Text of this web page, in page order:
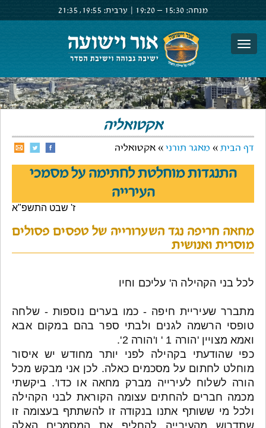
מנחה: 15:30 –
19:20 ערבית: 19:55,
21:35
אקטואליה
דף הבית » מאגר תורני » אקטואליה
התנגדות מוחלטת לחתימה על מסמכי
העירייה
ז' שבט התשפ"א
מחאה חריפה נגד השערורייה של טפסים פסולים
מוסרית ואנושית
לכל בני הקהילה ה' עליכם וחיו
מתברר שעיריית חיפה - כמו בערים נוספות - שלחה
טופסי הרשמה לגנים ולבתי ספר בהם במקום אבא
ואמא מצויין 'הורה 1 ' ו'הורה 2'.
כפי שהודעתי בקהילה לפני יותר מחודש יש איסור
מוחלט לחתום על מסכמים כאלה. לכן אני מבקש מכל
הורה לשלוח לעירייה מברק מחאה או כדו'. ביקשתי
מכמה חברים להחתים עצומה הקוראת לבני הקהילה
ולכל מי ששותף אתנו בנקודה זו להשתתף בעצומה זו